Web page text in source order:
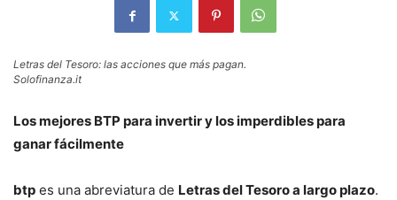
Letras del Tesoro: las acciones que más pagan.
Solofinanza.it
Los mejores BTP para invertir y los imperdibles para
ganar fácilmente
btp es una abreviatura de Letras del Tesoro a largo plazo.